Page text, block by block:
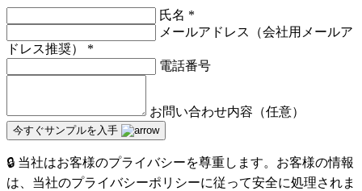
氏名 *
メールアドレス（会社用メールア
ドレス推奨） *
電話番号
お問い合わせ内容（任意）
今すぐサンプルを入手
🔒 当社はお客様のプライバシーを尊重します。お客様の情報
は、当社のプライバシーポリシーに従って安全に処理されま